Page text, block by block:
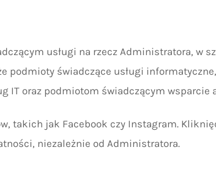
usługi na rzecz Administratora, w
podmioty świadczące usługi
IT oraz podmiotom świadczącym wsparcie
takich jak Facebook czy Instagram.
niezależnie od Administratora.